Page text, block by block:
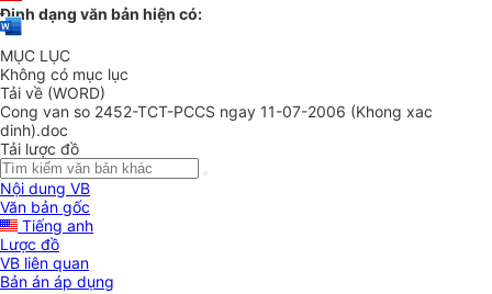
Định dạng văn bản hiện có:
MỤC LỤC
Không có mục lục
Tải về (WORD)
Cong van so 2452-TCT-PCCS ngay 11-07-2006 (Khong xac
dinh).doc
Tải lược đồ
Nội dung VB
Văn bản gốc
Tiếng anh
Lược đồ
VB liên quan
Bản án áp dụng